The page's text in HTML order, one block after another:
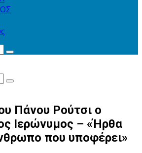
Search
Search
Πάνου Ρούτσι ο
Ιερώνυμος – «Ήρθα
που υποφέρει»